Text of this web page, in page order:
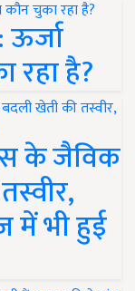
रहा है?
के जैविक
में भी हुई